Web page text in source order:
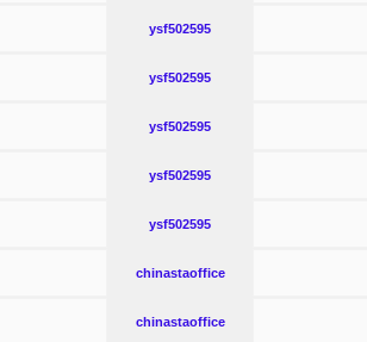
ysf502595
ysf502595
ysf502595
ysf502595
ysf502595
chinastaoffice
chinastaoffice